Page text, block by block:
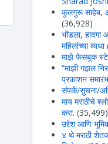
कुलगुरू साहेब,
(36,928)
भोंडला, हादगा
महिलांच्या व्यथा
माझे फेसबूक
“माझी गझल
प्रकाशन समारंभ
संपर्क/सुचना/
माय मराठीचे
करा. (35,499)
उद्देश आणि
४ थे मराठी